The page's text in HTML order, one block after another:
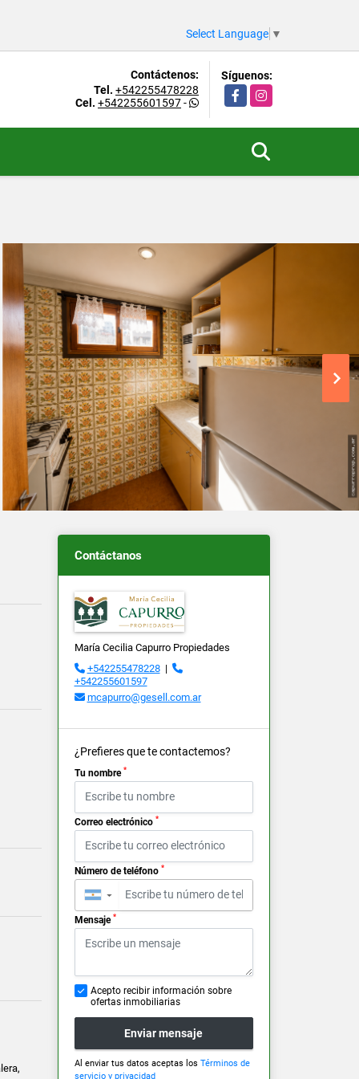
Select Language ▼
Contáctenos:
Tel. +542255478228
Cel. +542255601597-
Síguenos:
FacebookInstagram
Contáctanos
María Cecilia Capurro Propiedades
+542255478228|
+542255601597
mcapurro@gesell.com.ar
¿Prefieres que te contactemos?
Tu nombre *
Correo electrónico *
Número de teléfono *
▼
Mensaje *
Acepto recibir información sobre
ofertas inmobiliarias
Enviar mensaje
Al enviar tus datos aceptas los Términos de
servicio y privacidad